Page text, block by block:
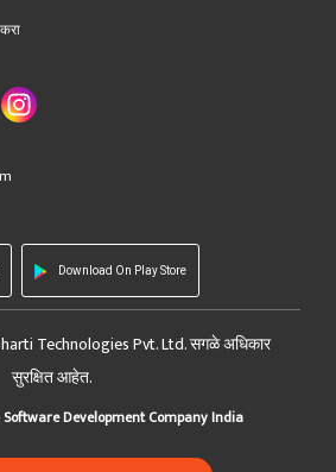
Download On Play Store
Technologies Pvt. Ltd. सगळे अधिकार
सुरक्षित आहेत.
Development Company India